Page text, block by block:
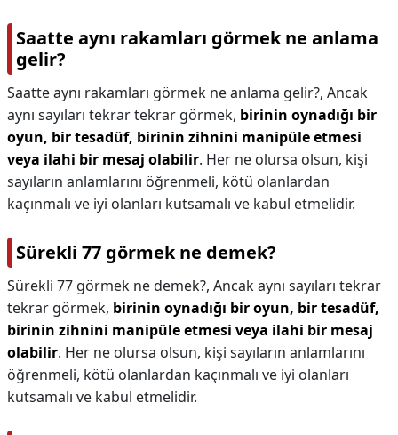
Saatte aynı rakamları görmek ne anlama
gelir?
Saatte aynı rakamları görmek ne anlama gelir?, Ancak
aynı sayıları tekrar tekrar görmek, birinin oynadığı bir
oyun, bir tesadüf, birinin zihnini manipüle etmesi
veya ilahi bir mesaj olabilir. Her ne olursa olsun, kişi
sayıların anlamlarını öğrenmeli, kötü olanlardan
kaçınmalı ve iyi olanları kutsamalı ve kabul etmelidir.
Sürekli 77 görmek ne demek?
Sürekli 77 görmek ne demek?, Ancak aynı sayıları tekrar
tekrar görmek, birinin oynadığı bir oyun, bir tesadüf,
birinin zihnini manipüle etmesi veya ilahi bir mesaj
olabilir. Her ne olursa olsun, kişi sayıların anlamlarını
öğrenmeli, kötü olanlardan kaçınmalı ve iyi olanları
kutsamalı ve kabul etmelidir.